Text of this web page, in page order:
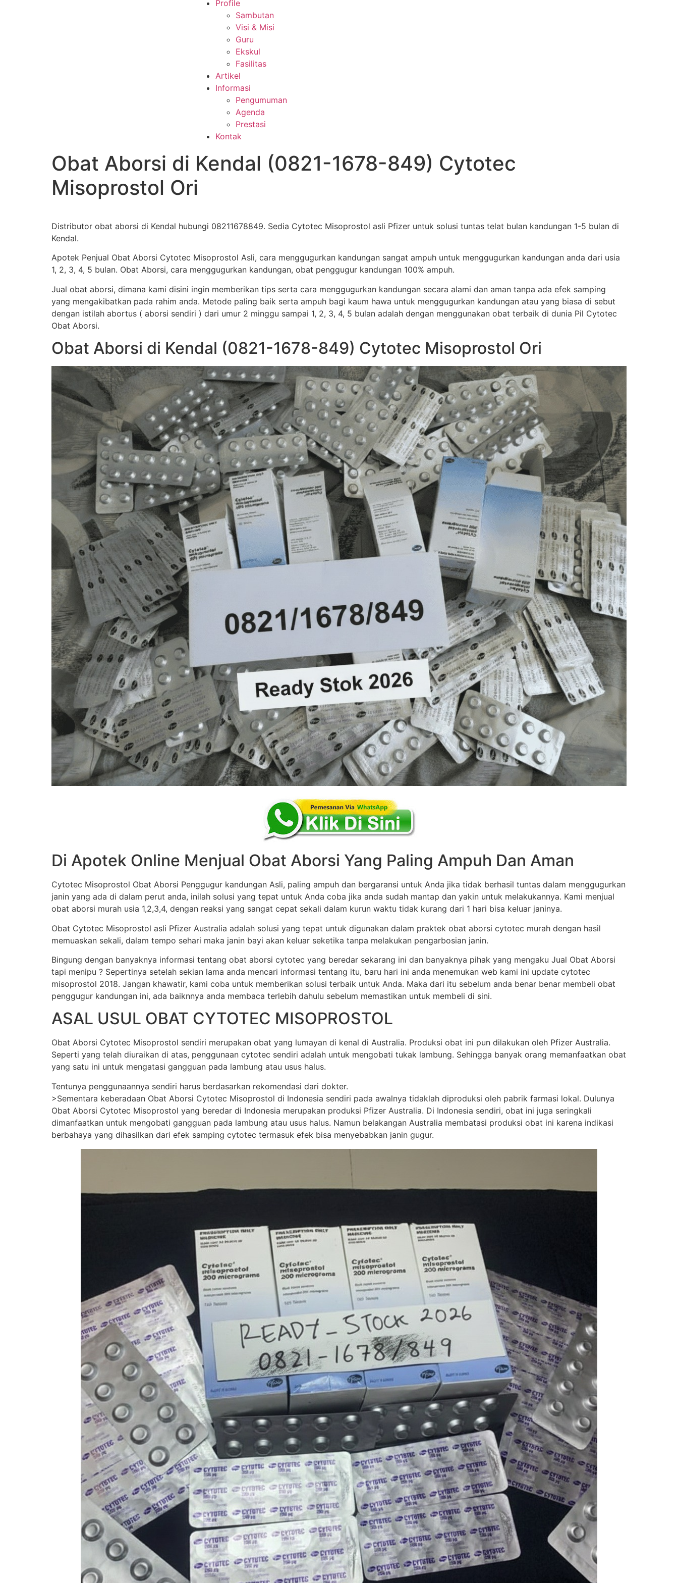
Profile
Sambutan
Visi & Misi
Guru
Ekskul
Fasilitas
Artikel
Informasi
Pengumuman
Agenda
Prestasi
Kontak
Obat Aborsi di Kendal (0821-1678-849) Cytotec
Misoprostol Ori
Distributor obat aborsi di Kendal hubungi 08211678849. Sedia Cytotec Misoprostol asli Pfizer untuk solusi tuntas telat bulan kandungan 1-5 bulan di
Kendal.
Apotek Penjual Obat Aborsi Cytotec Misoprostol Asli, cara menggugurkan kandungan sangat ampuh untuk menggugurkan kandungan anda dari usia
1, 2, 3, 4, 5 bulan. Obat Aborsi, cara menggugurkan kandungan, obat penggugur kandungan 100% ampuh.
Jual obat aborsi, dimana kami disini ingin memberikan tips serta cara menggugurkan kandungan secara alami dan aman tanpa ada efek samping
yang mengakibatkan pada rahim anda. Metode paling baik serta ampuh bagi kaum hawa untuk menggugurkan kandungan atau yang biasa di sebut
dengan istilah abortus ( aborsi sendiri ) dari umur 2 minggu sampai 1, 2, 3, 4, 5 bulan adalah dengan menggunakan obat terbaik di dunia Pil Cytotec
Obat Aborsi.
Obat Aborsi di Kendal (0821-1678-849) Cytotec Misoprostol Ori
Di Apotek Online Menjual Obat Aborsi Yang Paling Ampuh Dan Aman
Cytotec Misoprostol Obat Aborsi Penggugur kandungan Asli, paling ampuh dan bergaransi untuk Anda jika tidak berhasil tuntas dalam menggugurkan
janin yang ada di dalam perut anda, inilah solusi yang tepat untuk Anda coba jika anda sudah mantap dan yakin untuk melakukannya. Kami menjual
obat aborsi murah usia 1,2,3,4, dengan reaksi yang sangat cepat sekali dalam kurun waktu tidak kurang dari 1 hari bisa keluar janinya.
Obat Cytotec Misoprostol asli Pfizer Australia adalah solusi yang tepat untuk digunakan dalam praktek obat aborsi cytotec murah dengan hasil
memuaskan sekali, dalam tempo sehari maka janin bayi akan keluar seketika tanpa melakukan pengarbosian janin.
Bingung dengan banyaknya informasi tentang obat aborsi cytotec yang beredar sekarang ini dan banyaknya pihak yang mengaku Jual Obat Aborsi
tapi menipu ? Sepertinya setelah sekian lama anda mencari informasi tentang itu, baru hari ini anda menemukan web kami ini update cytotec
misoprostol 2018. Jangan khawatir, kami coba untuk memberikan solusi terbaik untuk Anda. Maka dari itu sebelum anda benar benar membeli obat
penggugur kandungan ini, ada baiknnya anda membaca terlebih dahulu sebelum memastikan untuk membeli di sini.
ASAL USUL OBAT CYTOTEC MISOPROSTOL
Obat Aborsi Cytotec Misoprostol sendiri merupakan obat yang lumayan di kenal di Australia. Produksi obat ini pun dilakukan oleh Pfizer Australia.
Seperti yang telah diuraikan di atas, penggunaan cytotec sendiri adalah untuk mengobati tukak lambung. Sehingga banyak orang memanfaatkan obat
yang satu ini untuk mengatasi gangguan pada lambung atau usus halus.
Tentunya penggunaannya sendiri harus berdasarkan rekomendasi dari dokter.
>Sementara keberadaan Obat Aborsi Cytotec Misoprostol di Indonesia sendiri pada awalnya tidaklah diproduksi oleh pabrik farmasi lokal. Dulunya
Obat Aborsi Cytotec Misoprostol yang beredar di Indonesia merupakan produksi Pfizer Australia. Di Indonesia sendiri, obat ini juga seringkali
dimanfaatkan untuk mengobati gangguan pada lambung atau usus halus. Namun belakangan Australia membatasi produksi obat ini karena indikasi
berbahaya yang dihasilkan dari efek samping cytotec termasuk efek bisa menyebabkan janin gugur.